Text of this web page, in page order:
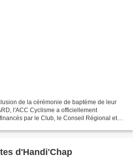
de la cérémonie de baptème de leur
l'ACC Cyclisme a officiellement
par le Club, le Conseil Régional et
d'Handi'Chap